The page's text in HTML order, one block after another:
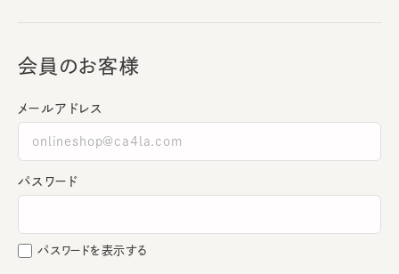
会員のお客様
メールアドレス
パスワード
パスワードを表示する